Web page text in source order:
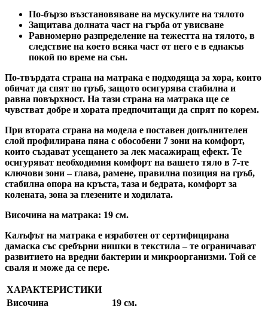
По-бързо възстановяване на мускулите на тялото
Защитава долната част на гърба от увисване
Равномерно разпределение на тежестта на тялото, в
следствие на което всяка част от него е в еднакъв
покой по време на сън.
По-твърдата страна на матрака е подходяща за хора, които
обичат да спят по гръб, защото осигурява стабилна и
равна повърхност. На тази страна на матрака ще се
чувстват добре и хората предпочитащи да спрят по корем.
При втората страна на модела е поставен допълнителен
слой профилирана пяна с обособени 7 зони на комфорт,
които създават усещането за лек масажиращ ефект. Те
осигуряват необходимия комфорт на вашето тяло в 7-те
ключови зони – глава, рамене, правилна позиция на гръб,
стабилна опора на кръста, таза и бедрата, комфорт за
колената, зона за глезените и ходилата.
Височина на матрака: 19 см.
Калъфът на матрака е изработен от сертифицирана
дамаска със сребърни нишки в текстила – те ограничават
развитието на вредни бактерии и микроорганизми. Той се
сваля и може да се пере.
ХАРАКТЕРИСТИКИ
Височина
19 см.